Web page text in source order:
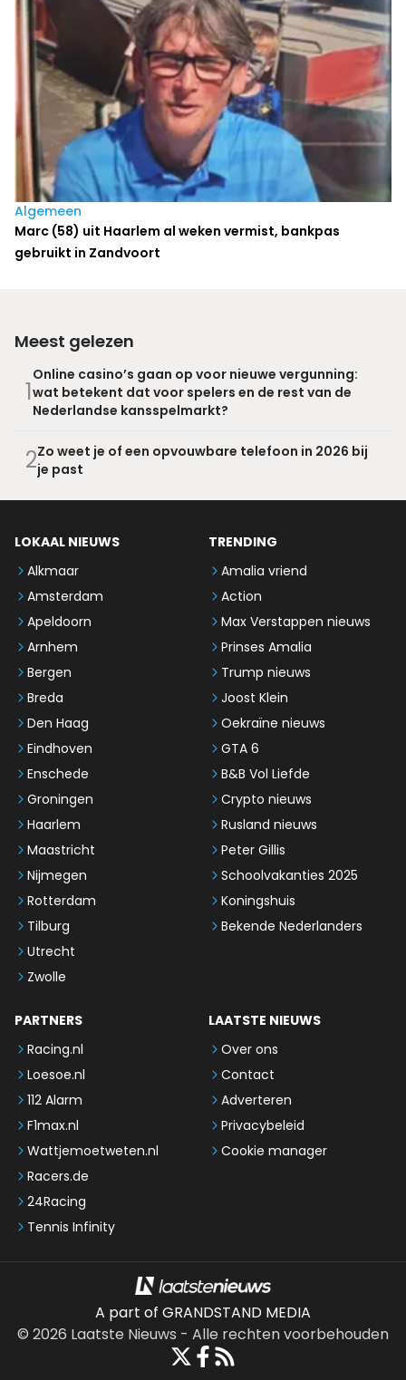
Algemeen
Marc (58) uit Haarlem al weken vermist, bankpas
gebruikt in Zandvoort
Meest gelezen
1
Online casino’s gaan op voor nieuwe vergunning:
wat betekent dat voor spelers en de rest van de
Nederlandse kansspelmarkt?
2Zo weet je of een opvouwbare telefoon in 2026 bij
je past
LOKAAL NIEUWS
Alkmaar
Amsterdam
Apeldoorn
Arnhem
Bergen
Breda
Den Haag
Eindhoven
Enschede
Groningen
Haarlem
Maastricht
Nijmegen
Rotterdam
Tilburg
Utrecht
Zwolle
TRENDING
Amalia vriend
Action
Max Verstappen nieuws
Prinses Amalia
Trump nieuws
Joost Klein
Oekraïne nieuws
GTA 6
B&B Vol Liefde
Crypto nieuws
Rusland nieuws
Peter Gillis
Schoolvakanties 2025
Koningshuis
Bekende Nederlanders
PARTNERS
Racing.nl
Loesoe.nl
112 Alarm
F1max.nl
Wattjemoetweten.nl
Racers.de
24Racing
Tennis Infinity
LAATSTE NIEUWS
Over ons
Contact
Adverteren
Privacybeleid
Cookie manager
A part of GRANDSTAND MEDIA
© 2026 Laatste Nieuws - Alle rechten voorbehouden